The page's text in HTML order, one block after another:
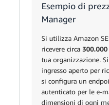
Blocchi di
posta in
IP
dedicati
(standard)
3
Opzione
1: IP
(standard)
Messaggi
in uscita
Esempio di
Manager
Si utilizza Amazon
ricevere circa 300.000
tua organizzazione.
ingresso aperto per
si configura un
autenticato per le e-
dimensioni di ogni